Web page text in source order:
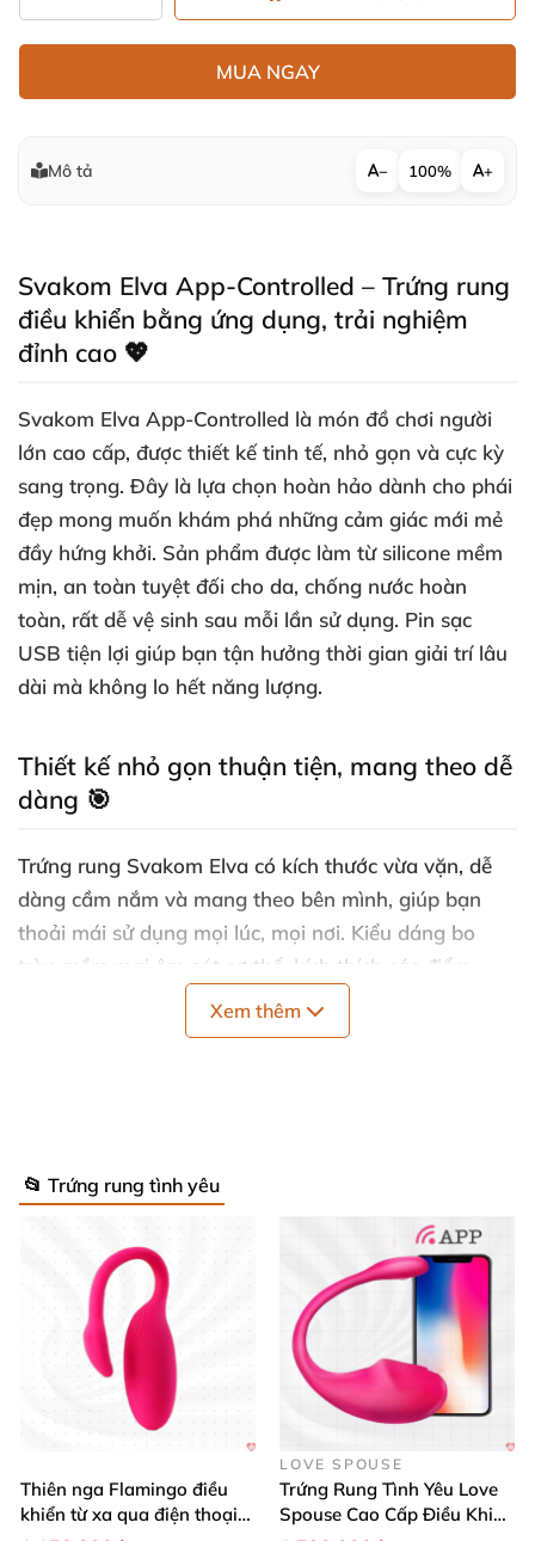
MUA NGAY
Mô tả − 100% +
Svakom Elva App-Controlled – Trứng rung
điều khiển bằng ứng dụng, trải nghiệm
đỉnh cao 💖
Svakom Elva App-Controlled là món đồ chơi người
lớn cao cấp, được thiết kế tinh tế, nhỏ gọn và cực kỳ
sang trọng. Đây là lựa chọn hoàn hảo dành cho phái
đẹp mong muốn khám phá những cảm giác mới mẻ
đầy hứng khởi. Sản phẩm được làm từ silicone mềm
mịn, an toàn tuyệt đối cho da, chống nước hoàn
toàn, rất dễ vệ sinh sau mỗi lần sử dụng. Pin sạc
USB tiện lợi giúp bạn tận hưởng thời gian giải trí lâu
dài mà không lo hết năng lượng.
Thiết kế nhỏ gọn thuận tiện, mang theo dễ
dàng 🎯
Trứng rung Svakom Elva có kích thước vừa vặn, dễ
dàng cầm nắm và mang theo bên mình, giúp bạn
thoải mái sử dụng mọi lúc, mọi nơi. Kiểu dáng bo
tròn mềm mại ôm sát cơ thể, kích thích các điểm
nhạy cảm một cách tinh tế. Sản phẩm phù hợp sử
dụng khi ở nhà, khi đi dạo hay trong những lúc muốn
Xem thêm
📂 Trứng rung tình yêu
Thiên nga Flamingo điều
khiển từ xa qua điện thoại
LOVE SPOUSE
Trứng Rung Tình Yêu Love
Spouse Cao Cấp Điều Khiển